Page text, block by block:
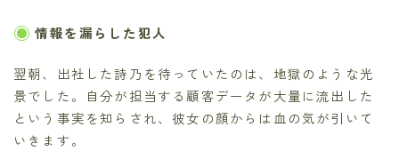
情報を漏らした犯人
翌朝、出社した詩乃を待っていたのは、地獄のような光
景でした。自分が担当する顧客データが大量に流出した
という事実を知らされ、彼女の顔からは血の気が引いて
いきます。